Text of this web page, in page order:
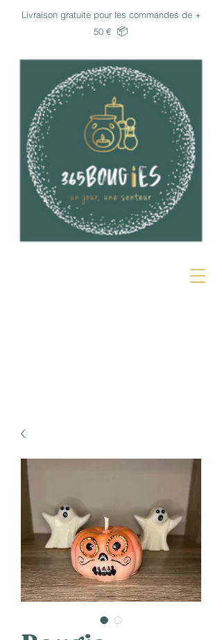
Livraison gratuite pour les commandes de +
50 € 📦